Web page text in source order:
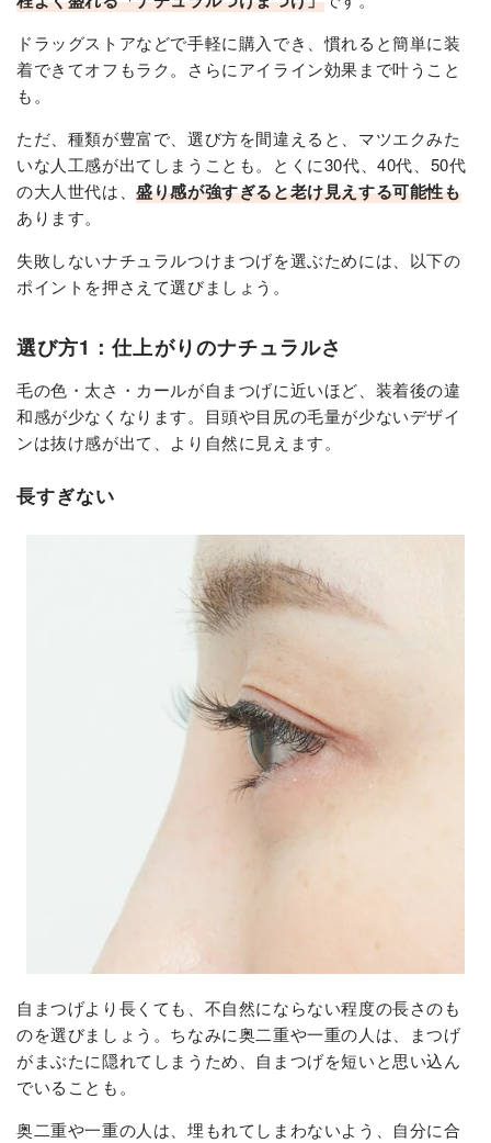
ドラッグストアなどで手軽に購入でき、慣れると簡単に装
着できてオフもラク。さらにアイライン効果まで叶うこと
も。
ただ、種類が豊富で、選び方を間違えると、マツエクみた
いな人工感が出てしまうことも。とくに30代、40代、50代
の大人世代は、盛り感が強すぎると老け見えする可能性も
あります。
失敗しないナチュラルつけまつげを選ぶためには、以下の
ポイントを押さえて選びましょう。
選び方1：仕上がりのナチュラルさ
毛の色・太さ・カールが自まつげに近いほど、装着後の違
和感が少なくなります。目頭や目尻の毛量が少ないデザイ
ンは抜け感が出て、より自然に見えます。
長すぎない
自まつげより長くても、不自然にならない程度の長さのも
のを選びましょう。ちなみに奥二重や一重の人は、まつげ
がまぶたに隠れてしまうため、自まつげを短いと思い込ん
でいることも。
奥二重や一重の人は、埋もれてしまわないよう、自分に合